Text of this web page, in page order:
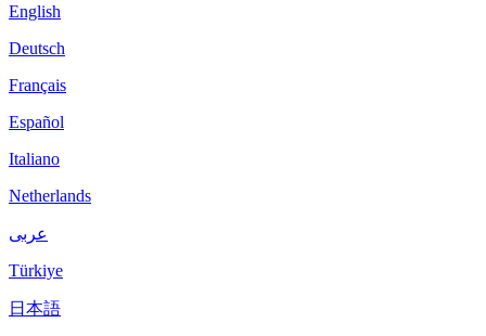
English
Deutsch
Français
Español
Italiano
Netherlands
عربى
Türkiye
日本語